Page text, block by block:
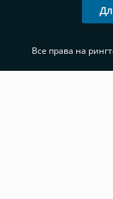
Все права на